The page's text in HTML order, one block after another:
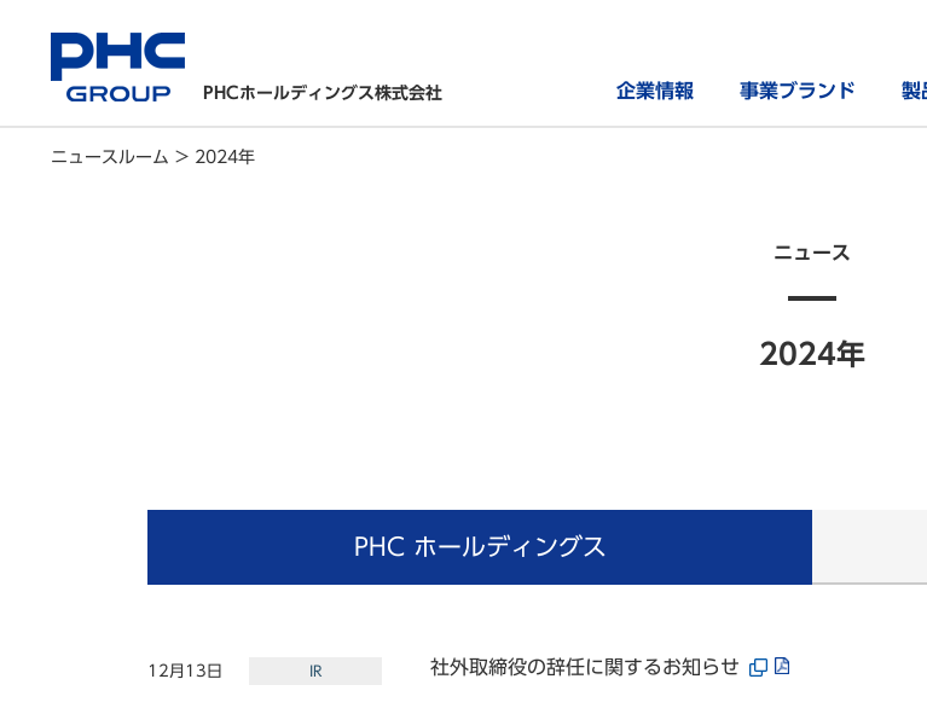
PHCホールディングス株式会社 企業情報 事業ブランド 製
ニュースルーム > 2024年
ニュース
2024年
PHCホールディングス
12月13日 IR 社外取締役の辞任に関するお知らせ